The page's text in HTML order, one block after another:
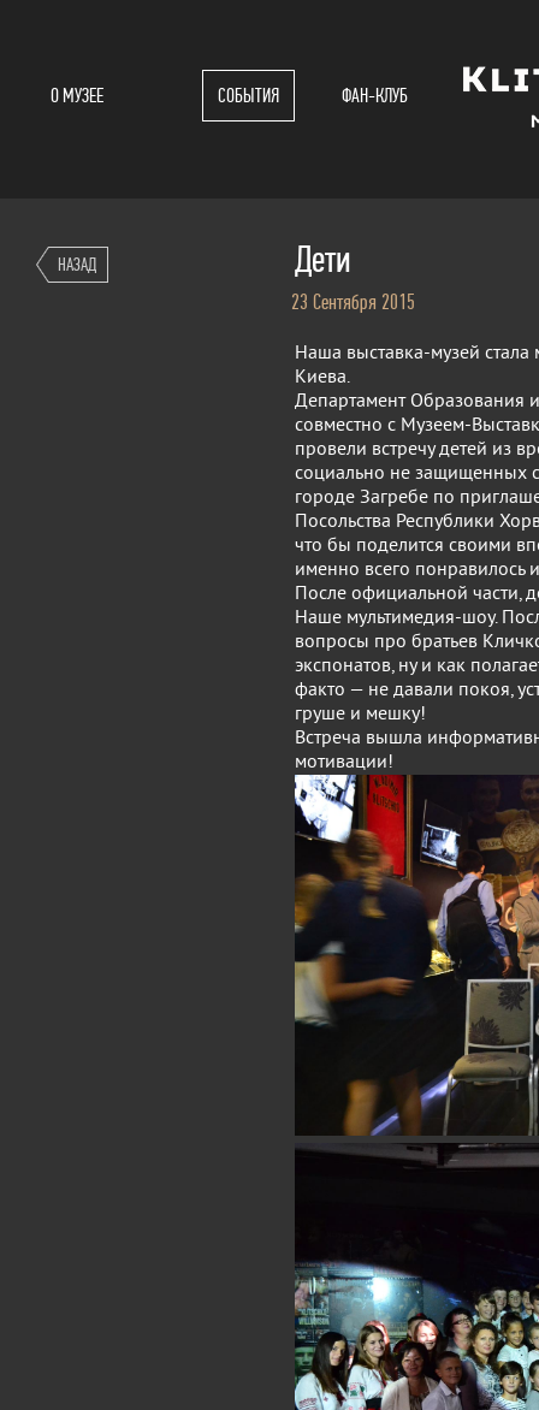
О МУЗЕЕ СОБЫТИЯ ФАН-КЛУБ
НАЗАД Дети
23 Сентября 2015
Наша выставка-музей стала
Киева.
Департамент Образования
совместно с Музеем-
провели встречу детей из
социально не защищенных
городе Загребе по
Посольства Республики
что бы поделится своими
именно всего понравилось
После официальной части,
Наше мультимедия-шоу.
вопросы про братьев
экспонатов, ну и как
факто — не давали покоя,
груше и мешку!
Встреча вышла
мотивации!